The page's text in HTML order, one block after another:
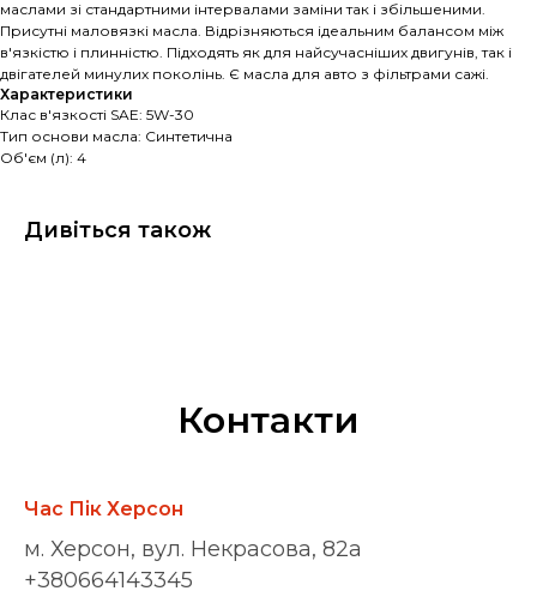
маслами зі стандартними інтервалами заміни так і збільшеними.
Присутні маловязкі масла. Відрізняються ідеальним балансом між
в'язкістю і плинністю. Підходять як для найсучасніших двигунів, так і
двігателей минулих поколінь. Є масла для авто з фільтрами сажі.
Характеристики
Клас в'язкості SAE: 5W-30
Тип основи масла: Синтетична
Об'єм (л): 4
Дивіться також
Контакти
Час Пік Херсон
м. Херсон, вул. Некрасова, 82а
+380664143345